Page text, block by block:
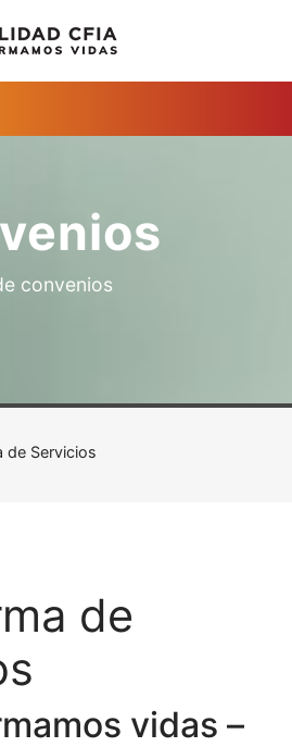
convenios
de Servicios
de
vidas –